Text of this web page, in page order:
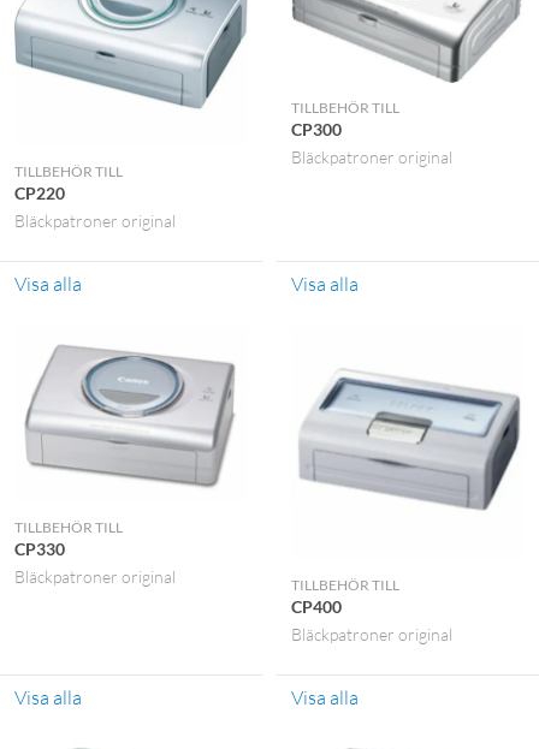
TILLBEHÖR TILL
CP220
Bläckpatroner original
Visa alla
TILLBEHÖR TILL
CP300
Bläckpatroner original
Visa alla
TILLBEHÖR TILL
CP330
Bläckpatroner original
Visa alla
TILLBEHÖR TILL
CP400
Bläckpatroner original
Visa alla